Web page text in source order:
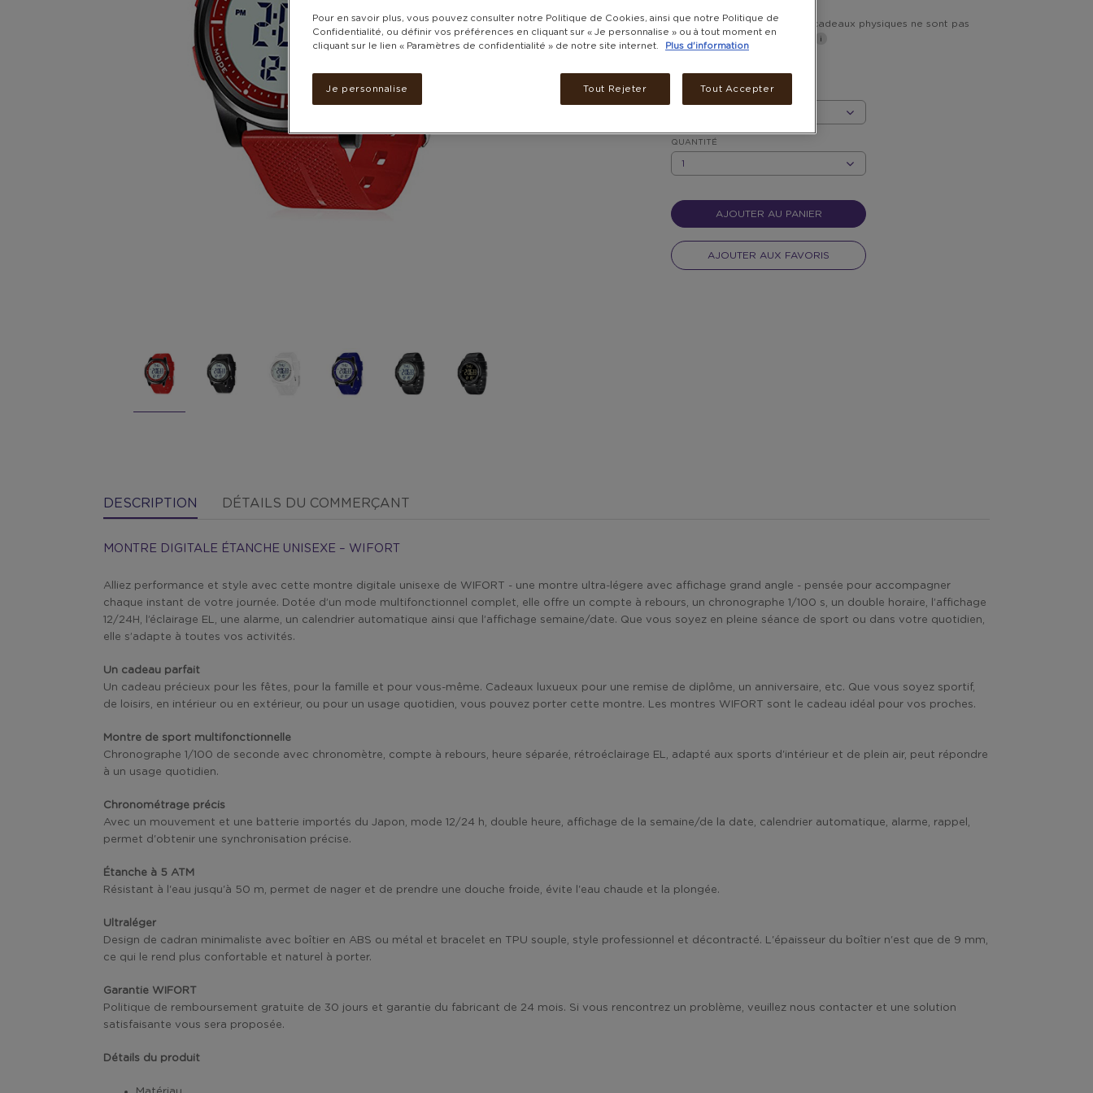
Frais de livraison inclus. Les cadeaux physiques ne sont pas
COULEUR *
QUANTITÉ
AJOUTER AU PANIER
AJOUTER AUX FAVORIS
DESCRIPTION DÉTAILS DU COMMERÇANT
MONTRE DIGITALE ÉTANCHE UNISEXE – WIFORT
Alliez performance et style avec cette montre digitale unisexe de WIFORT - une montre ultra-légere avec affichage grand angle - pensée pour accompagner
chaque instant de votre journée. Dotée d’un mode multifonctionnel complet, elle offre un compte à rebours, un chronographe 1/100 s, un double horaire, l’affichage
12/24H, l’éclairage EL, une alarme, un calendrier automatique ainsi que l’affichage semaine/date. Que vous soyez en pleine séance de sport ou dans votre quotidien,
elle s’adapte à toutes vos activités.
Un cadeau parfait
Un cadeau précieux pour les fêtes, pour la famille et pour vous-même. Cadeaux luxueux pour une remise de diplôme, un anniversaire, etc. Que vous soyez sportif,
de loisirs, en intérieur ou en extérieur, ou pour un usage quotidien, vous pouvez porter cette montre. Les montres WIFORT sont le cadeau idéal pour vos proches.
Montre de sport multifonctionnelle
Chronographe 1/100 de seconde avec chronomètre, compte à rebours, heure séparée, rétroéclairage EL, adapté aux sports d'intérieur et de plein air, peut répondre
à un usage quotidien.
Chronométrage précis
Avec un mouvement et une batterie importés du Japon, mode 12/24 h, double heure, affichage de la semaine/de la date, calendrier automatique, alarme, rappel,
permet d'obtenir une synchronisation précise.
Étanche à 5 ATM
Résistant à l'eau jusqu'à 50 m, permet de nager et de prendre une douche froide, évite l'eau chaude et la plongée.
Ultraléger
Design de cadran minimaliste avec boîtier en ABS ou métal et bracelet en TPU souple, style professionnel et décontracté. L'épaisseur du boîtier n'est que de 9 mm,
ce qui le rend plus confortable et naturel à porter.
Garantie WIFORT
Politique de remboursement gratuite de 30 jours et garantie du fabricant de 24 mois. Si vous rencontrez un problème, veuillez nous contacter et une solution
satisfaisante vous sera proposée.
Détails du produit
Pour en savoir plus, vous pouvez consulter notre Politique de Cookies, ainsi que notre Politique de
Confidentialité, ou définir vos préférences en cliquant sur « Je personnalise » ou à tout moment en
cliquant sur le lien « Paramètres de confidentialité » de notre site internet.
Plus d'information
Je personnalise Tout Rejeter Tout Accepter